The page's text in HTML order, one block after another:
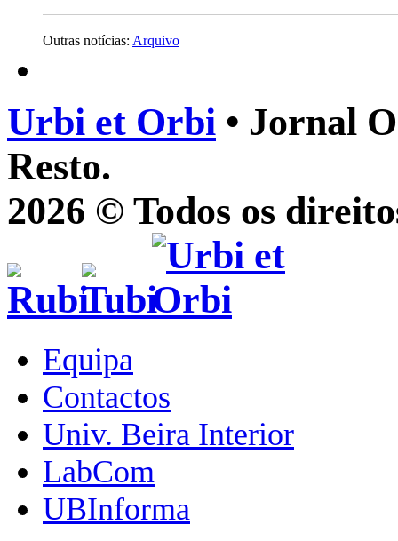
Outras notícias: Arquivo
Urbi et Orbi • Jornal
Resto.
2026 © Todos os
Equipa
Contactos
Univ. Beira Interior
LabCom
UBInforma